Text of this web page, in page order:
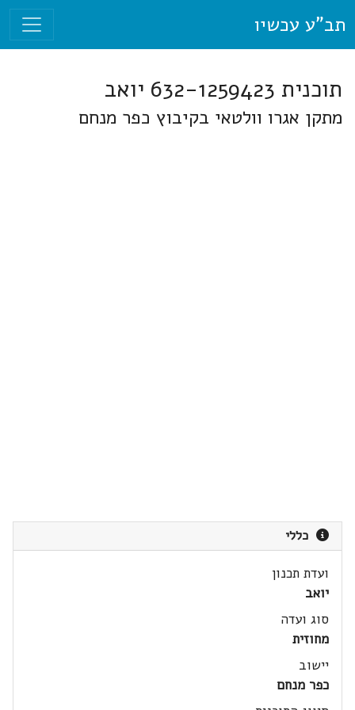
תב"ע עכשיו
תוכנית 632-1259423 יואב
מתקן אגרו וולטאי בקיבוץ כפר מנחם
כללי
ועדת תכנון
יואב
סוג ועדה
מחוזית
יישוב
כפר מנחם